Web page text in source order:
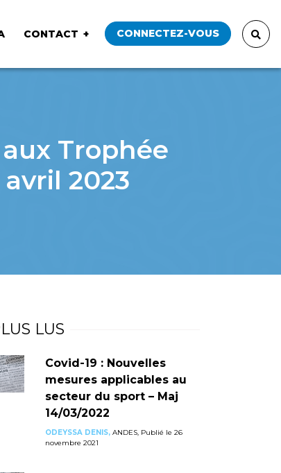
CONTACT CONNECTEZ-VOUS
Trophée
2023
LUS
Covid-19 : Nouvelles
mesures applicables au
secteur du sport – Maj
14/03/2022
ODEYSSA DENIS,ANDES, Publié le 26
novembre 2021